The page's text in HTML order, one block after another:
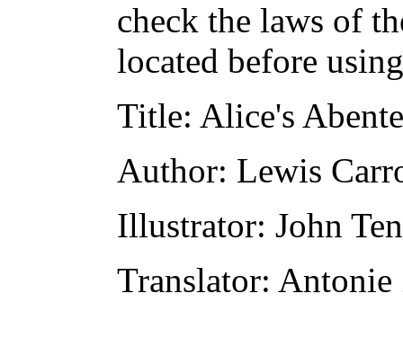
check the laws of
located before
Title: Alice's
Author: Lewis
Illustrator: John
Translator: Antonie